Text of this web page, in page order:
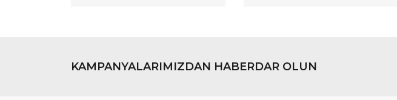
KAMPANYALARIMIZDAN HABERDAR OLUN